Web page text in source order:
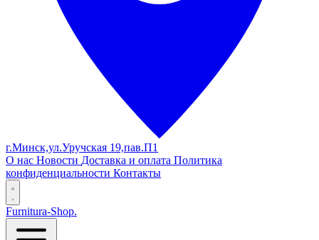
г.Минск,ул.Уручская 19,пав.П1
О нас Новости Доставка и оплата Политика
конфиденциальности Контакты
Furnitura-Shop.